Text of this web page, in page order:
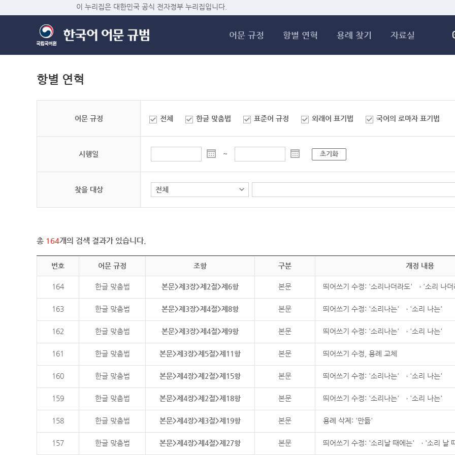
이 누리집은 대한민국 공식 전자정부 누리집입니다.
어문 규정 항별 연혁 용례 찾기 자료실
항별 연혁
어문 규정 전체 한글 맞춤법 표준어 규정 외래어 표기법 국어의 로마자 표기법
시행일 ~ 초기화
찾을 대상
총 164개의 검색 결과가 있습니다.
번호 어문 규정 조항 구분 개정 내용
164 한글 맞춤법 본문>제3장>제2절>제6항 본문 띄어쓰기 수정: '소리나더라도' → '소리 나더
163 한글 맞춤법 본문>제3장>제4절>제8항 본문 띄어쓰기 수정: '소리나는' → '소리 나는'
162 한글 맞춤법 본문>제3장>제4절>제9항 본문 띄어쓰기 수정: '소리나는' → '소리 나는'
161 한글 맞춤법 본문>제3장>제5절>제11항 본문 띄어쓰기 수정, 용례 교체
160 한글 맞춤법 본문>제4장>제2절>제15항 본문 띄어쓰기 수정: '소리나는' → '소리 나는'
159 한글 맞춤법 본문>제4장>제2절>제18항 본문 띄어쓰기 수정: '소리나는' → '소리 나는'
158 한글 맞춤법 본문>제4장>제3절>제19항 본문 용례 삭제: '만듦'
157 한글 맞춤법 본문>제4장>제4절>제27항 본문 띄어쓰기 수정: '소리날 때에는' → '소리 날